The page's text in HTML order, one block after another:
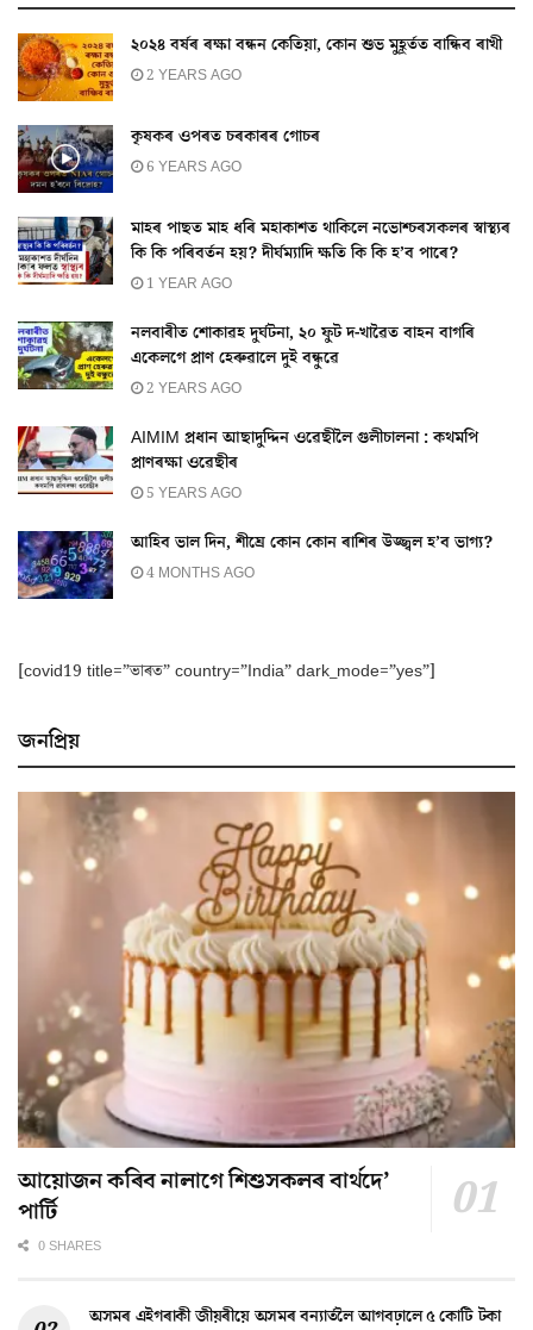
২০২৪ বৰ্ষৰ ৰক্ষা বন্ধন কেতিয়া, কোন শুভ মুহূৰ্তত বান্ধিব ৰাখী
2 YEARS AGO
কৃষকৰ ওপৰত চৰকাৰৰ গোচৰ
6 YEARS AGO
মাহৰ পাছত মাহ ধৰি মহাকাশত থাকিলে নভোশ্চৰসকলৰ স্বাস্থ্যৰ
কি কি পৰিবৰ্তন হয়? দীৰ্ঘম্যাদি ক্ষতি কি কি হ’ব পাৰে?
1 YEAR AGO
নলবাৰীত শোকাৱহ দুৰ্ঘটনা, ২০ ফুট দ-খাৱৈত বাহন বাগৰি
একেলগে প্ৰাণ হেৰুৱালে দুই বন্ধুৱে
2 YEARS AGO
AIMIM প্ৰধান আছাদুদ্দিন ওৱেছীলৈ গুলীচালনা : কথমপি
প্ৰাণৰক্ষা ওৱেছীৰ
5 YEARS AGO
আহিব ভাল দিন, শীঘ্ৰে কোন কোন ৰাশিৰ উজ্জ্বল হ’ব ভাগ্য?
4 MONTHS AGO
[covid19 title=”ভাৰত” country=”India” dark_mode=”yes”]
জনপ্ৰিয়
আয়োজন কৰিব নালাগে শিশুসকলৰ বাৰ্থদে’
পাৰ্টি
0 SHARES
অসমৰ এইগৰাকী জীয়ৰীয়ে অসমৰ বন্যাৰ্তলৈ আগবঢ়ালে ৫ কোটি টকা